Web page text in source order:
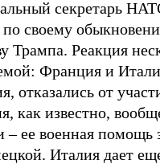
секретарь
своему
Трампа. Реакция
Франция и
отказались от
как известно,
ее военная помощь
Италия дает